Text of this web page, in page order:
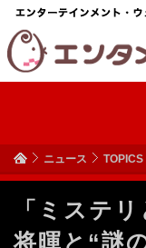
ニュース TOPICS
「ミステ
将暉と“謎